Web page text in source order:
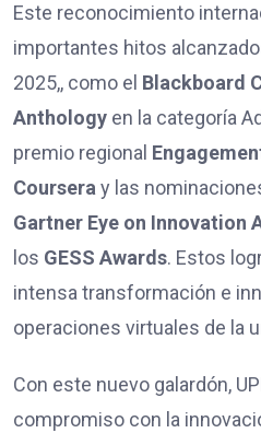
Este reconocimiento
importantes hitos
2025,, como el Blackboard
Anthology en la categoría
premio regional
Courseray las
Gartner Eye on Innovation
los GESS Awards. Estos
intensa transformación e
operaciones virtuales de la
Con este nuevo galardón,
compromiso con la